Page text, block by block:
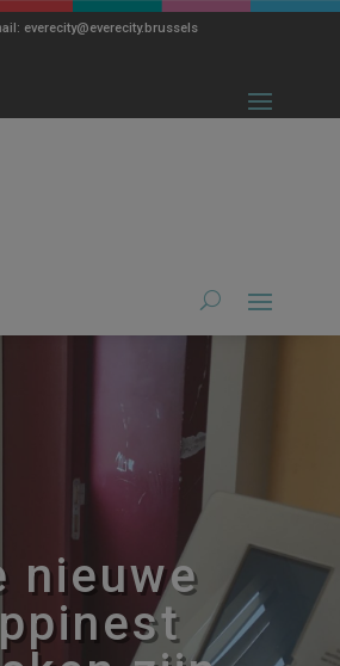
everecity@everecity.brussels
nieuwe
modal-check